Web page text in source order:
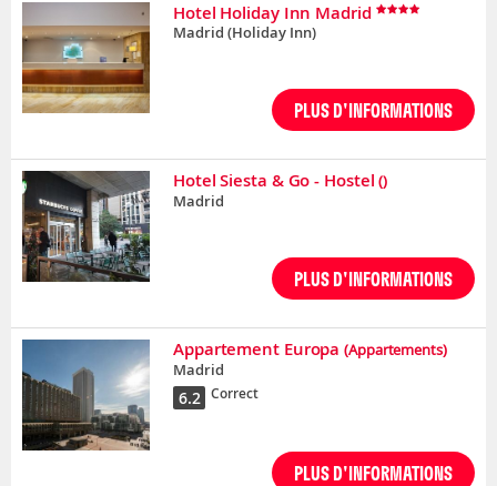
Hotel Holiday Inn Madrid
Madrid(Holiday Inn)
PLUS D'INFORMATIONS
Hotel Siesta & Go - Hostel ()
Madrid
PLUS D'INFORMATIONS
Appartement Europa (Appartements)
Madrid
6.2 Correct
PLUS D'INFORMATIONS